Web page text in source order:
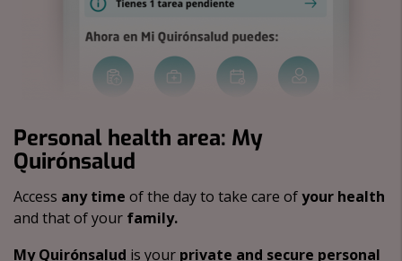
Personal health area: My
Quirónsalud
Access any time of the day to take care ofyour health
and that of your family.
My Quirónsalud is your private and secure personal